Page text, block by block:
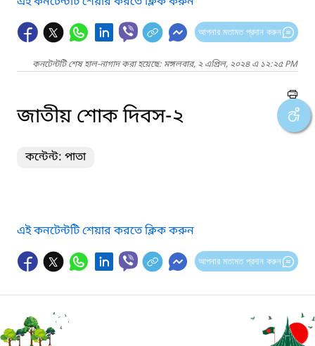
আপনার মতামত প্রদান করুন
কনটেন্টটি শেষ হাল-নাগাদ করা হয়েছে: মঙ্গলবার, ২ এপ্রিল, ২০২৪ এ ১২:২৫ PM
জাতীয় শোক দিবস-২
কন্টেন্ট: পাতা
এই কনটেন্টটি শেয়ার করতে ক্লিক করুন
আপনার মতামত প্রদান করুন